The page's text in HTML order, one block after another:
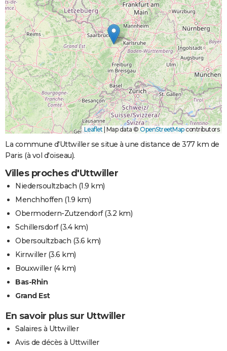
Leaflet Map data © OpenStreetMapcontributors
La commune d'Uttwiller se situe à une distance de 377 km de
Paris (à vol d'oiseau).
Villes proches d'Uttwiller
Niedersoultzbach (1.9 km)
Menchhoffen (1.9 km)
Obermodern-Zutzendorf(3.2 km)
Schillersdorf(3.4 km)
Obersoultzbach (3.6 km)
Kirrwiller(3.6 km)
Bouxwiller(4 km)
Bas-Rhin
Grand Est
En savoir plus sur Uttwiller
Salaires à Uttwiller
Avis de décès à Uttwiller